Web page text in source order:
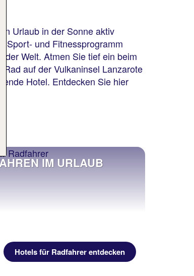
Urlaub in der Sonne aktiv
Sport- und Fitnessprogramm
Welt. Atmen Sie tief ein beim
auf der Vulkaninsel Lanzarote
Hotel. Entdecken Sie hier
IM URLAUB
Hotels für Radfahrer entdecken